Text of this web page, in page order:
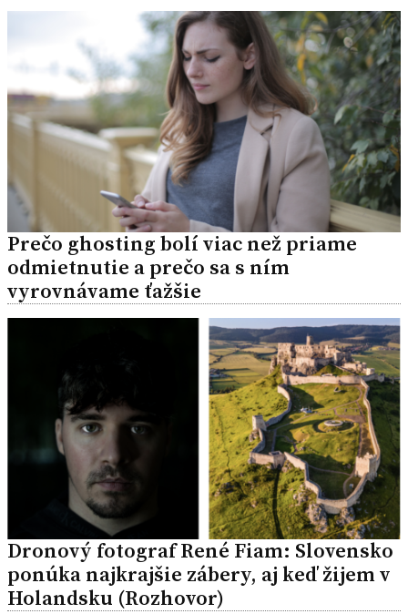
Prečo ghosting bolí viac než priame
odmietnutie a prečo sa s ním
vyrovnávame ťažšie
Dronový fotograf René Fiam: Slovensko
ponúka najkrajšie zábery, aj keď žijem v
Holandsku (Rozhovor)